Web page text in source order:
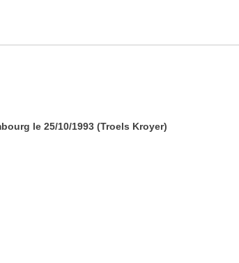
le 25/10/1993 (Troels Kroyer)